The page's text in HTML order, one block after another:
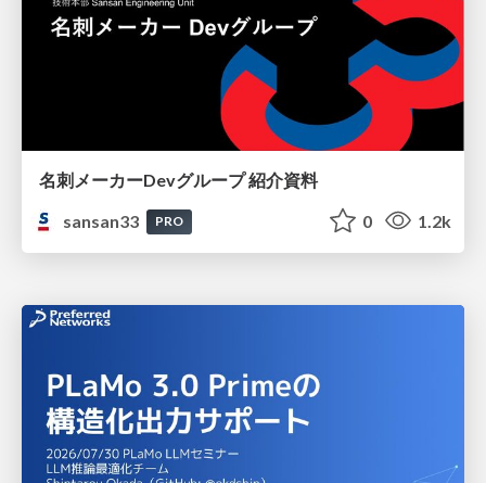
名刺メーカーDevグループ 紹介資料
sansan33
PRO 0 1.2k